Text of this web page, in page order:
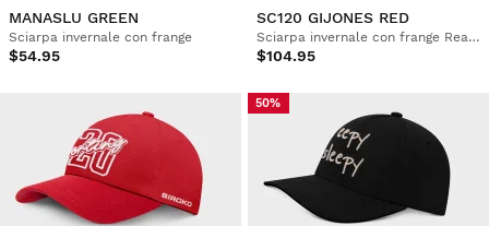
MANASLU GREEN
Sciarpa invernale con frange
$54.95
SC120 GIJONES RED
Sciarpa invernale con frange Real Sporting de Gijón 120° anniversario
$104.95
50%